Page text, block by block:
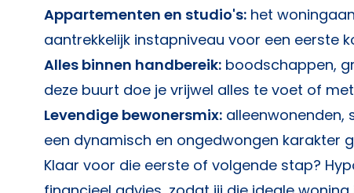
Appartementen en studio's: het
aantrekkelijk instapniveau voor een eerste
Alles binnen handbereik: boodschappen,
deze buurt doe je vrijwel alles te voet of
Levendige bewonersmix: alleenwonenden,
een dynamisch en ongedwongen karakter
Klaar voor die eerste of volgende stap?